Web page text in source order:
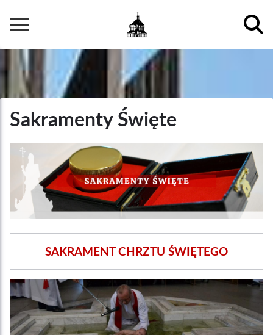
do
treści
Główna
nawigacja
Sakramenty Święte
SAKRAMENT CHRZTU ŚWIĘTEGO